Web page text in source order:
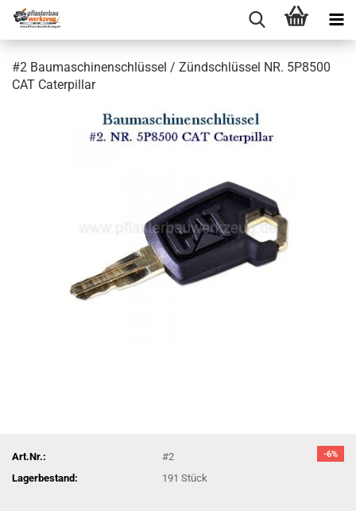
#2 Baumaschinenschlüssel / Zündschlüssel NR. 5P8500
CAT Caterpillar
-6%
Art.Nr.:
#2
Lagerbestand:
191Stück